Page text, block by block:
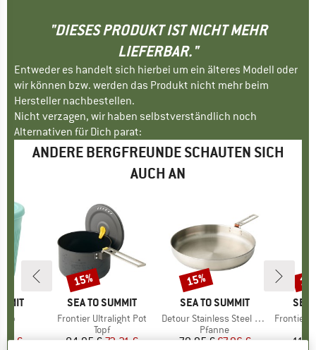
"DIESES PRODUKT IST NICHT MEHR
LIEFERBAR."
Entweder es handelt sich hierbei um ein älteres Modell oder
wir können bzw. werden das Produkt nicht mehr beim
Hersteller nachbestellen.
Nicht verzagen, wir haben selbstverständlich noch
Alternativen für Dich parat:
ANDERE BERGFREUNDE SCHAUTEN SICH
AUCH AN
Preis
€
MARKE
SEA TO SUMMIT
Artikel
Frontier Ultralight Pot
Produktgruppe
Topf
Preis
84,95 €reduzierter Preis
72,21 €
Rabatt
15%
MARKE
SEA TO SUMMIT
Artikel
Detour Stainless Steel Pan
Produktgruppe
Pfanne
Preis
79,95 €reduzierter Preis
67,96 €
Rabatt
15%
SEA
Artikel
Frontier